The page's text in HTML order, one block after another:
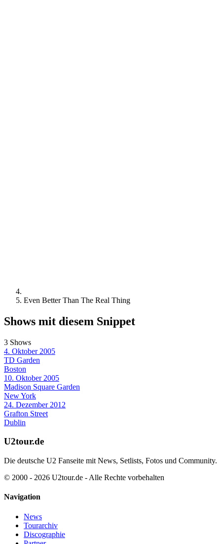
Even Better Than The Real Thing
Shows mit diesem Snippet
3 Shows
4. Oktober 2005
TD Garden
Boston
10. Oktober 2005
Madison Square Garden
New York
24. Dezember 2012
Grafton Street
Dublin
U2tour.de
Die deutsche U2 Fanseite mit News, Setlists, Fotos und Community.
© 2000 - 2026 U2tour.de - Alle Rechte vorbehalten
Navigation
News
Tourarchiv
Discographie